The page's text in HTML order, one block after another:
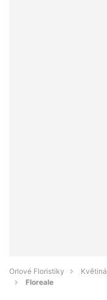
Orlové Floristiky
Floreale